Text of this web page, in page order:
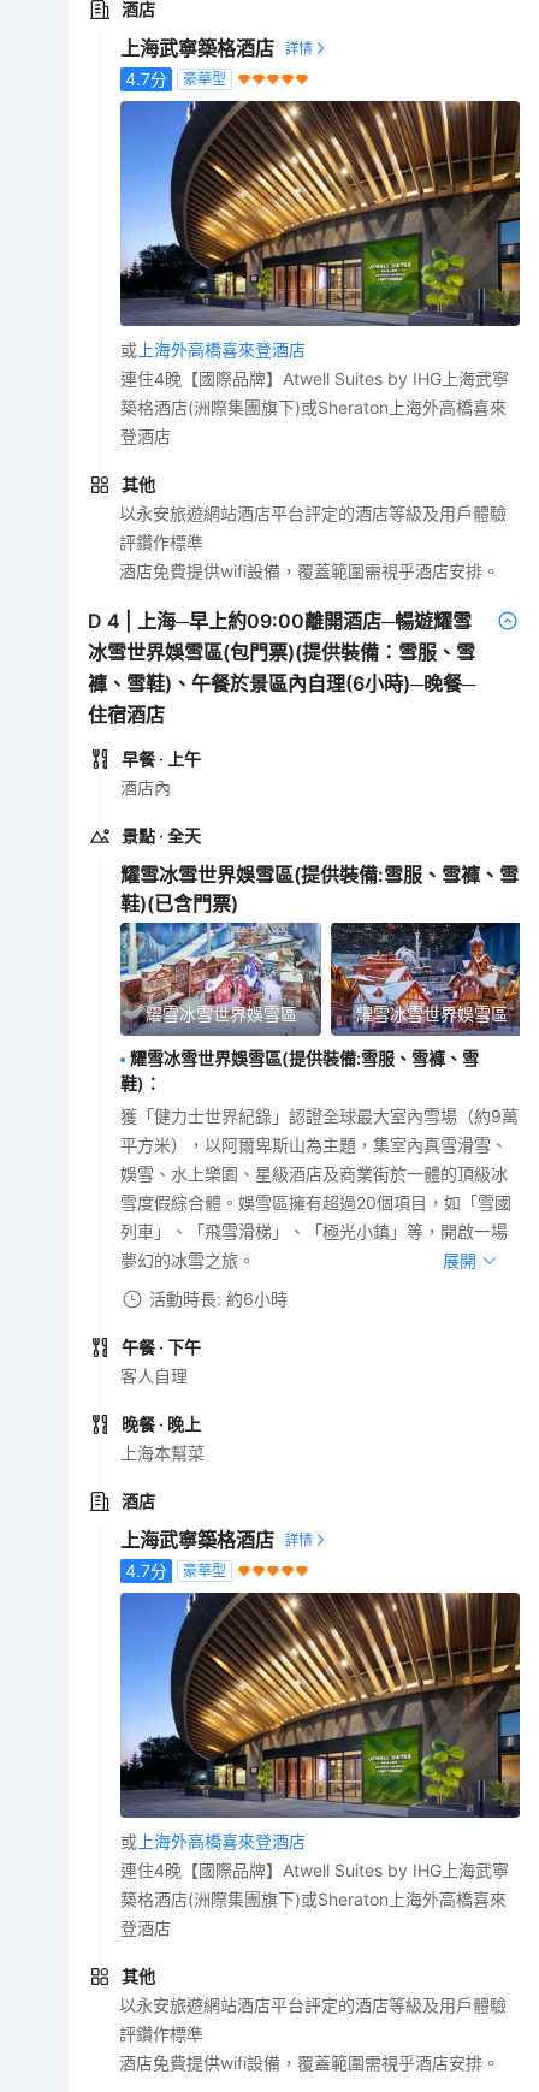
酒店
上海武寧築格酒店
4.7分 豪華型
或 上海外高橋喜來登酒店
連住4晚【國際品牌】Atwell Suites by IHG上海武寧
築格酒店(洲際集團旗下)或Sheraton上海外高橋喜來
登酒店
其他
以永安旅遊網站酒店平台評定的酒店等級及用戶體驗
評鑽作標準
酒店免費提供wifi設備，覆蓋範圍需視乎酒店安排。
D4 |上海─早上約09:00離開酒店─暢遊耀雪
冰雪世界娛雪區‌(包門票)(提供裝備：雪服、雪
褲、雪鞋)、午餐於景區內自理(6小時)─晚餐─
住宿酒店
早餐 · 上午
酒店內
景點 · 全天
耀雪冰雪世界娛雪區(提供裝備:雪服、雪褲、雪
鞋)(已含門票)
耀雪冰雪世界娛雪區 耀雪冰雪世界娛雪區
耀雪冰雪世界娛雪區(提供裝備:雪服、雪褲、雪
鞋) ：
獲「健力士世界紀錄」認證全球最大室內雪場（約9萬
平方米），以阿爾卑斯山為主題，集室內真雪滑雪、
娛雪、水上樂園、星級酒店及商業街於一體的頂級冰
雪度假綜合體。娛雪區擁有超過20個項目，如「雪國
列車」、「飛雪滑梯」、「極光小鎮」等，開啟一場
夢幻的冰雪之旅。
展開
活動時長: 約6小時
午餐 · 下午
客人自理
晚餐 · 晚上
上海本幫菜
酒店
上海武寧築格酒店
4.7分 豪華型
或 上海外高橋喜來登酒店
連住4晚【國際品牌】Atwell Suites by IHG上海武寧
築格酒店(洲際集團旗下)或Sheraton上海外高橋喜來
登酒店
其他
以永安旅遊網站酒店平台評定的酒店等級及用戶體驗
評鑽作標準
酒店免費提供wifi設備，覆蓋範圍需視乎酒店安排。